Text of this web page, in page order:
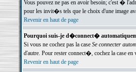
Vous pouvez ne pas en avoir besoin; c'est �
pour les invit�s tels que le choix d'une image
Revenir en haut de page
Pourquoi suis-je d�connect�
Si vous ne cochez pas la case Se connecter
d'autre. Pour rester connect�, cochez la case
Revenir en haut de page